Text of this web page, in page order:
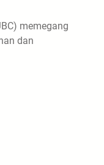
memegang
dan